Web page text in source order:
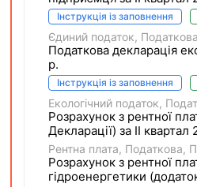
Інструкція із заповнення
Єдиний податок Податкова
Податкова декларація
р.
Інструкція із заповнення
Екологічний податок
Розрахунок з рентної
Декларації) за II квартал
Рентна плата Податкова
Розрахунок з рентної
гідроенергетики